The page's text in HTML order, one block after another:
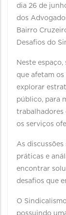
dia 26 de
dos
Bairro
Desafios do
Neste
que afetam
explorar
público, para
trabalhadores
os serviços
As discussões
práticas e
encontrar
desafios que
O
possuindo